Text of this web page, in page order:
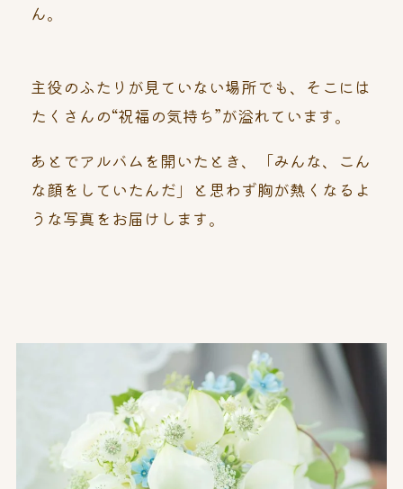
ん。
主役のふたりが見ていない場所でも、 そこには
たくさんの“祝福の気持ち”が溢れています。
あとでアルバムを開いたとき、「みんな、こん
な顔をしていたんだ」と思わず胸が熱くなるよ
うな写真をお届けします。